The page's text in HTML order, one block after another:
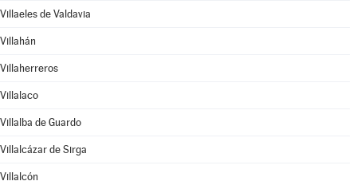
Villaeles de Valdavia
Villahán
Villaherreros
Villalaco
Villalba de Guardo
Villalcázar de Sirga
Villalcón